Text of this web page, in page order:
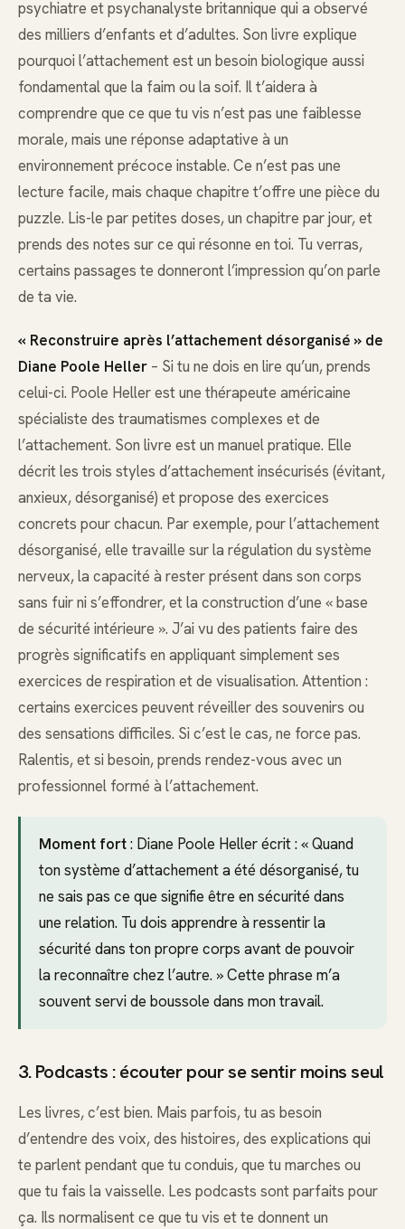
psychiatre et psychanalyste britannique qui a observé
des milliers d’enfants et d’adultes. Son livre explique
pourquoi l’attachement est un besoin biologique aussi
fondamental que la faim ou la soif. Il t’aidera à
comprendre que ce que tu vis n’est pas une faiblesse
morale, mais une réponse adaptative à un
environnement précoce instable. Ce n’est pas une
lecture facile, mais chaque chapitre t’offre une pièce du
puzzle. Lis-le par petites doses, un chapitre par jour, et
prends des notes sur ce qui résonne en toi. Tu verras,
certains passages te donneront l’impression qu’on parle
de ta vie.
« Reconstruire après l’attachement désorganisé » de
Diane Poole Heller – Si tu ne dois en lire qu’un, prends
celui-ci. Poole Heller est une thérapeute américaine
spécialiste des traumatismes complexes et de
l’attachement. Son livre est un manuel pratique. Elle
décrit les trois styles d’attachement insécurisés (évitant,
anxieux, désorganisé) et propose des exercices
concrets pour chacun. Par exemple, pour l’attachement
désorganisé, elle travaille sur la régulation du système
nerveux, la capacité à rester présent dans son corps
sans fuir ni s’effondrer, et la construction d’une « base
de sécurité intérieure ». J’ai vu des patients faire des
progrès significatifs en appliquant simplement ses
exercices de respiration et de visualisation. Attention :
certains exercices peuvent réveiller des souvenirs ou
des sensations difficiles. Si c’est le cas, ne force pas.
Ralentis, et si besoin, prends rendez-vous avec un
professionnel formé à l’attachement.
Moment fort: Diane Poole Heller écrit : « Quand
ton système d’attachement a été désorganisé, tu
ne sais pas ce que signifie être en sécurité dans
une relation. Tu dois apprendre à ressentir la
sécurité dans ton propre corps avant de pouvoir
la reconnaître chez l’autre. » Cette phrase m’a
souvent servi de boussole dans mon travail.
3. Podcasts : écouter pour se sentir moins seul
Les livres, c’est bien. Mais parfois, tu as besoin
d’entendre des voix, des histoires, des explications qui
te parlent pendant que tu conduis, que tu marches ou
que tu fais la vaisselle. Les podcasts sont parfaits pour
ça. Ils normalisent ce que tu vis et te donnent un